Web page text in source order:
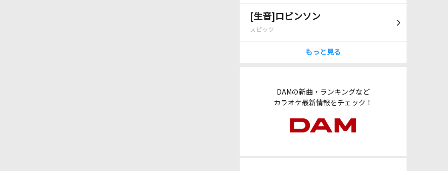
[生音]ロビンソン
スピッツ
もっと見る
DAMの新曲・ランキングなど
カラオケ最新情報をチェック！